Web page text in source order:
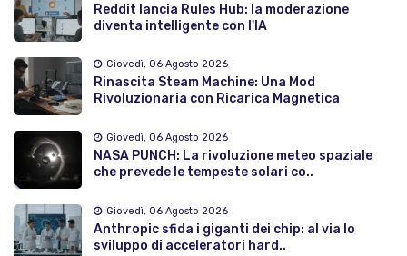
Reddit lancia Rules Hub: la moderazione
diventa intelligente con l'IA
Giovedì, 06 Agosto 2026
Rinascita Steam Machine: Una Mod
Rivoluzionaria con Ricarica Magnetica
Giovedì, 06 Agosto 2026
NASA PUNCH: La rivoluzione meteo spaziale
che prevede le tempeste solari co..
Giovedì, 06 Agosto 2026
Anthropic sfida i giganti dei chip: al via lo
sviluppo di acceleratori hard..